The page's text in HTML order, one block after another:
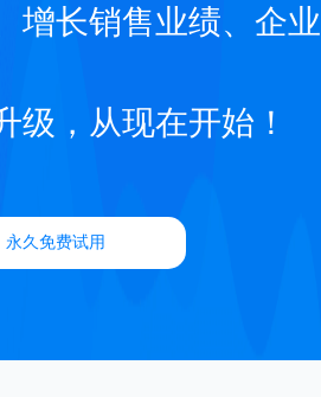
增长销售业绩、企业
级，从现在开始！
永久免费试用